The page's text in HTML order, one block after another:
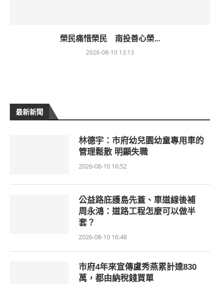
榮民痛惜榮民 南投善心榮...
2026-08-10 13:13
最新新聞
林德宇：市府幼兒園幼童專用車的
管理鬆散 明顯失職
2026-08-10 16:52
公益路庇護島先蓋、車道線後補
周永鴻：道路工程怎麼可以做半
套？
2026-08-10 16:48
市府4年來宣傳盧秀燕累計達830
萬，都由納稅錢買單